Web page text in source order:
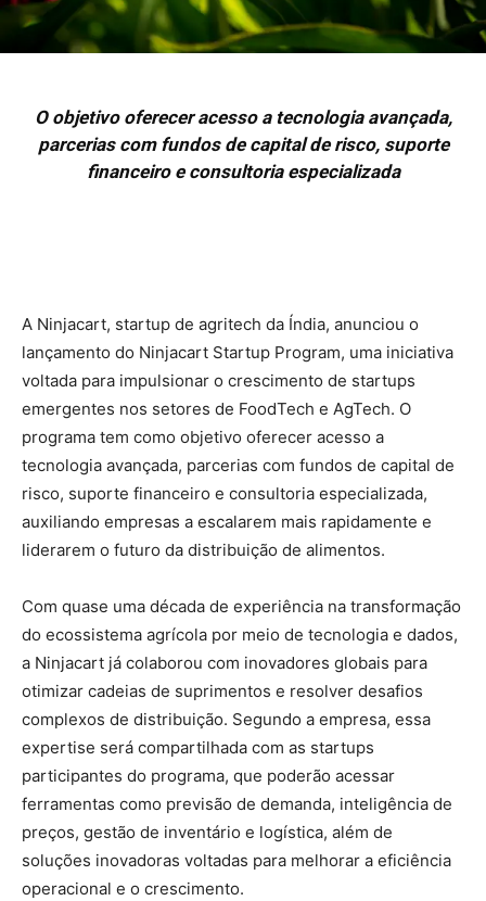
O objetivo oferecer acesso a tecnologia avançada,
parcerias com fundos de capital de risco, suporte
financeiro e consultoria especializada
A Ninjacart, startup de agritech da Índia, anunciou o
lançamento do Ninjacart Startup Program, uma iniciativa
voltada para impulsionar o crescimento de startups
emergentes nos setores de FoodTech e AgTech. O
programa tem como objetivo oferecer acesso a
tecnologia avançada, parcerias com fundos de capital de
risco, suporte financeiro e consultoria especializada,
auxiliando empresas a escalarem mais rapidamente e
liderarem o futuro da distribuição de alimentos.
Com quase uma década de experiência na transformação
do ecossistema agrícola por meio de tecnologia e dados,
a Ninjacart já colaborou com inovadores globais para
otimizar cadeias de suprimentos e resolver desafios
complexos de distribuição. Segundo a empresa, essa
expertise será compartilhada com as startups
participantes do programa, que poderão acessar
ferramentas como previsão de demanda, inteligência de
preços, gestão de inventário e logística, além de
soluções inovadoras voltadas para melhorar a eficiência
operacional e o crescimento.